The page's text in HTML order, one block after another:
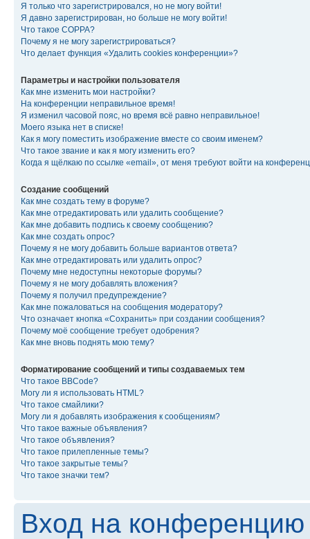
Я только что зарегистрировался, но не могу войти!
Я давно зарегистрирован, но больше не могу войти!
Что такое COPPA?
Почему я не могу зарегистрироваться?
Что делает функция «Удалить cookies конференции»?
Параметры и настройки пользователя
Как мне изменить мои настройки?
На конференции неправильное время!
Я изменил часовой пояс, но время всё равно неправильное!
Моего языка нет в списке!
Как я могу поместить изображение вместе со своим именем?
Что такое звание и как я могу изменить его?
Когда я щёлкаю по ссылке «email», от меня требуют войти на
Создание сообщений
Как мне создать тему в форуме?
Как мне отредактировать или удалить сообщение?
Как мне добавить подпись к своему сообщению?
Как мне создать опрос?
Почему я не могу добавить больше вариантов ответа?
Как мне отредактировать или удалить опрос?
Почему мне недоступны некоторые форумы?
Почему я не могу добавлять вложения?
Почему я получил предупреждение?
Как мне пожаловаться на сообщения модератору?
Что означает кнопка «Сохранить» при создании сообщения?
Почему моё сообщение требует одобрения?
Как мне вновь поднять мою тему?
Форматирование сообщений и типы создаваемых тем
Что такое BBCode?
Могу ли я использовать HTML?
Что такое смайлики?
Могу ли я добавлять изображения к сообщениям?
Что такое важные объявления?
Что такое объявления?
Что такое прилепленные темы?
Что такое закрытые темы?
Что такое значки тем?
Вход на конференцию